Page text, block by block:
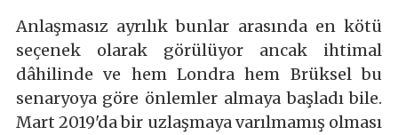
Anlaşmasız ayrılık bunlar arasında en kötü
seçenek olarak görülüyor ancak ihtimal
dâhilinde ve hem Londra hem Brüksel bu
senaryoya göre önlemler almaya başladı bile.
Mart 2019'da bir uzlaşmaya varılmamış olması